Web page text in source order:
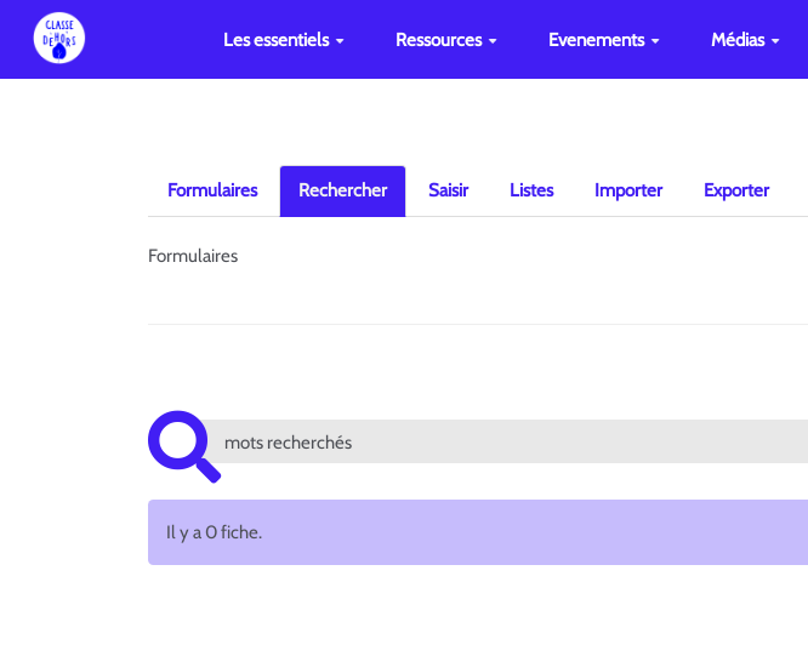
Les essentiels Ressources Evenements Médias
Formulaires Rechercher Saisir Listes Importer Exporter
Formulaires
Il y a 0 fiche.